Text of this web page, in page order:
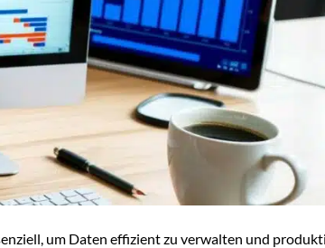
um Daten effizient zu verwalten und